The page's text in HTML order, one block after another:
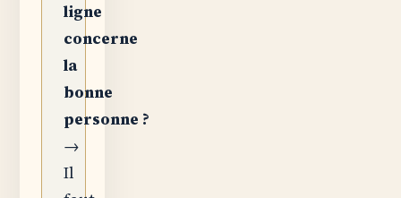
ligne
concerne
la
bonne
personne ?
→
Il